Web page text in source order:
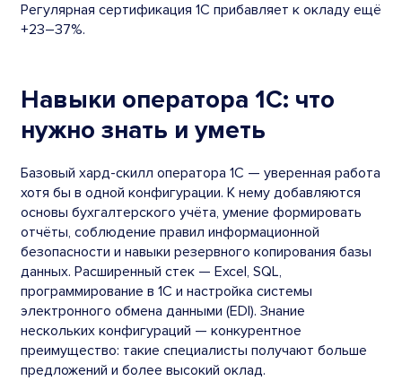
Регулярная сертификация 1С прибавляет к окладу ещё
+23–37%.
Навыки оператора 1С: что
нужно знать и уметь
Базовый хард-скилл оператора 1С — уверенная работа
хотя бы в одной конфигурации. К нему добавляются
основы бухгалтерского учёта, умение формировать
отчёты, соблюдение правил информационной
безопасности и навыки резервного копирования базы
данных. Расширенный стек — Excel, SQL,
программирование в 1С и настройка системы
электронного обмена данными (EDI). Знание
нескольких конфигураций — конкурентное
преимущество: такие специалисты получают больше
предложений и более высокий оклад.